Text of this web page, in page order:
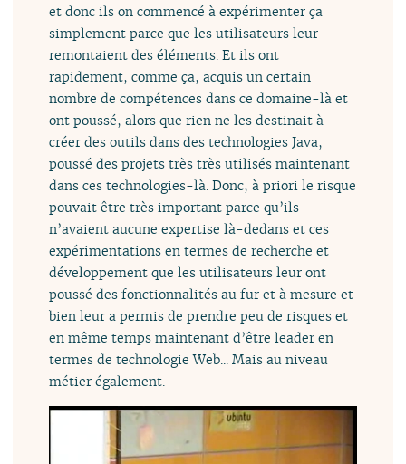
et donc ils on commencé à expérimenter ça
simplement parce que les utilisateurs leur
remontaient des éléments. Et ils ont
rapidement, comme ça, acquis un certain
nombre de compétences dans ce domaine-là et
ont poussé, alors que rien ne les destinait à
créer des outils dans des technologies Java,
poussé des projets très très utilisés maintenant
dans ces technologies-là. Donc, à priori le risque
pouvait être très important parce qu’ils
n’avaient aucune expertise là-dedans et ces
expérimentations en termes de recherche et
développement que les utilisateurs leur ont
poussé des fonctionnalités au fur et à mesure et
bien leur a permis de prendre peu de risques et
en même temps maintenant d’être leader en
termes de technologie Web... Mais au niveau
métier également.